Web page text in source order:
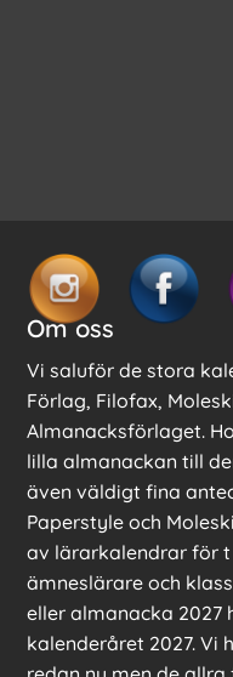
Om oss
Vi saluför de stora
Förlag, Filofax,
Almanacksförlaget.
lilla almanackan till
även väldigt fina
Paperstyle och
av lärarkalendrar för
ämneslärare och
eller almanacka
kalenderåret 2027. Vi